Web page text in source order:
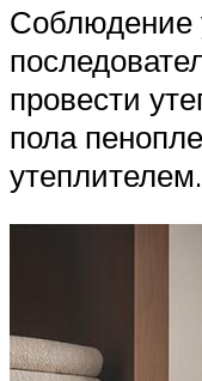
Соблюдение
провести
пола
утеплителем.